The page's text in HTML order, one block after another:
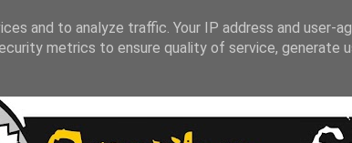
and to analyze traffic. Your IP address and user-
metrics to ensure quality of service, generate